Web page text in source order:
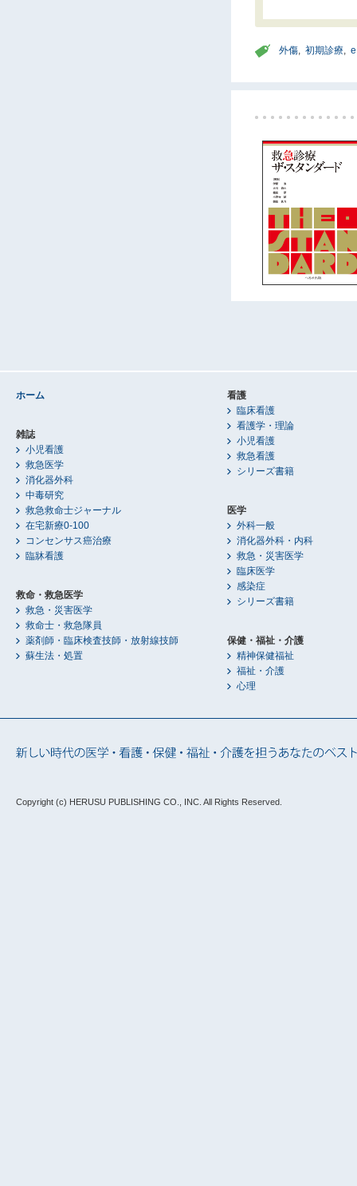
外傷, 初期診療,
ホーム
雑誌
小児看護
救急医学
消化器外科
中毒研究
救急救命士ジャーナル
在宅新療0-100
コンセンサス癌治療
臨牀看護
救命・救急医学
救急・災害医学
救命士・救急隊員
薬剤師・臨床検査技師・放射線技師
蘇生法・処置
看護
臨床看護
看護学・理論
小児看護
救急看護
シリーズ書籍
医学
外科一般
消化器外科・内科
救急・災害医学
臨床医学
感染症
シリーズ書籍
保健・福祉・介護
精神保健福祉
福祉・介護
心理
Copyright (c) HERUSU PUBLISHING CO., INC. All Rights Reserved.